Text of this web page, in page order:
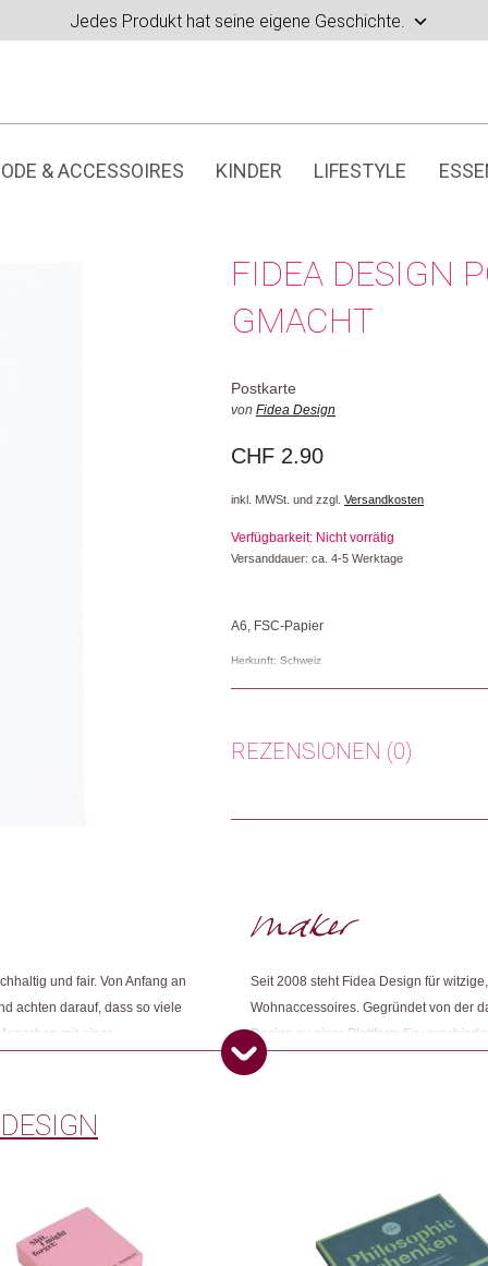
Jedes Produkt hat seine eigene Geschichte.
& ACCESSOIRES KINDER LIFESTYLE
FIDEA DESIGN
GMACHT
Postkarte
von Fidea Design
CHF 2.90
inkl. MWSt. und zzgl. Versandkosten
Verfügbarkeit: Nicht vorrätig
Versanddauer: ca. 4-5 Werktage
A6, FSC-Papier
Herkunft: Schweiz
Artikelnummer: 108219.06
REZENSIONEN (0)
und fair. Von Anfang an
achten darauf, dass so viele
mit einer
und weiterentwickelt.
Seit 2008 steht Fidea Design für
Wohnaccessoires. Gegründet von der
Design zu einer Plattform für
beschäftig das Team rund um